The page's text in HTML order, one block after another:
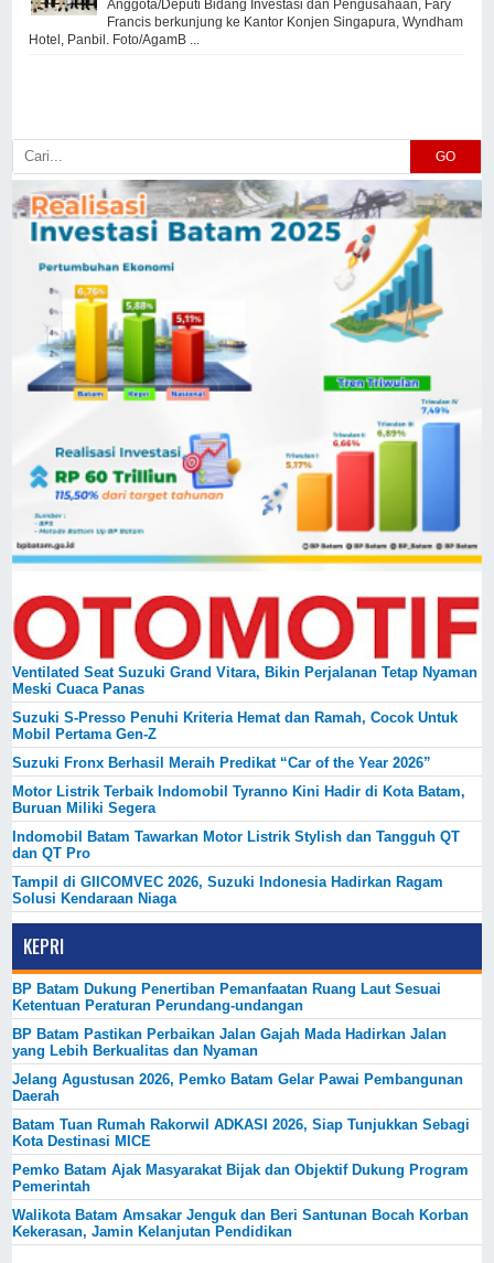
Anggota/Deputi Bidang Investasi dan Pengusahaan, Fary
Francis berkunjung ke Kantor Konjen Singapura, Wyndham
Hotel, Panbil. Foto/AgamB ...
GO
Ventilated Seat Suzuki Grand Vitara, Bikin Perjalanan Tetap Nyaman
Meski Cuaca Panas
Suzuki S-Presso Penuhi Kriteria Hemat dan Ramah, Cocok Untuk
Mobil Pertama Gen-Z
Suzuki Fronx Berhasil Meraih Predikat “Car of the Year 2026”
Motor Listrik Terbaik Indomobil Tyranno Kini Hadir di Kota Batam,
Buruan Miliki Segera
Indomobil Batam Tawarkan Motor Listrik Stylish dan Tangguh QT
dan QT Pro
Tampil di GIICOMVEC 2026, Suzuki Indonesia Hadirkan Ragam
Solusi Kendaraan Niaga
KEPRI
BP Batam Dukung Penertiban Pemanfaatan Ruang Laut Sesuai
Ketentuan Peraturan Perundang-undangan
BP Batam Pastikan Perbaikan Jalan Gajah Mada Hadirkan Jalan
yang Lebih Berkualitas dan Nyaman
Jelang Agustusan 2026, Pemko Batam Gelar Pawai Pembangunan
Daerah
Batam Tuan Rumah Rakorwil ADKASI 2026, Siap Tunjukkan Sebagi
Kota Destinasi MICE
Pemko Batam Ajak Masyarakat Bijak dan Objektif Dukung Program
Pemerintah
Walikota Batam Amsakar Jenguk dan Beri Santunan Bocah Korban
Kekerasan, Jamin Kelanjutan Pendidikan